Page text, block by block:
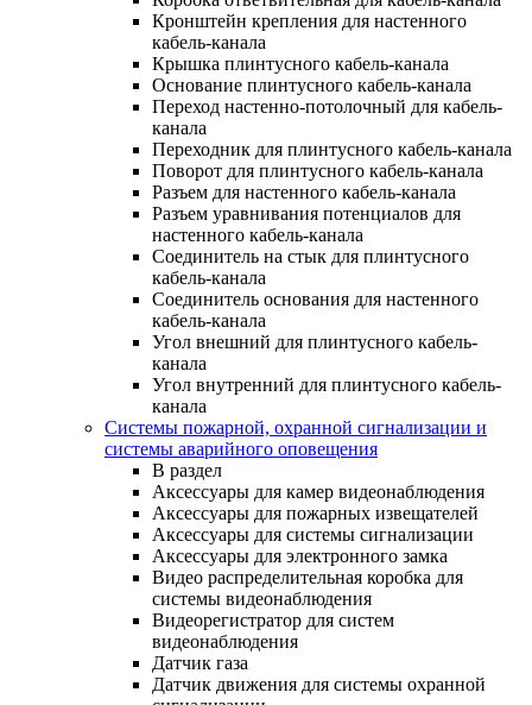
Кронштейн крепления для настенного
кабель-канала
Крышка плинтусного кабель-канала
Основание плинтусного кабель-канала
Переход настенно-потолочный для кабель-
канала
Переходник для плинтусного кабель-канала
Поворот для плинтусного кабель-канала
Разъем для настенного кабель-канала
Разъем уравнивания потенциалов для
настенного кабель-канала
Соединитель на стык для плинтусного
кабель-канала
Соединитель основания для настенного
кабель-канала
Угол внешний для плинтусного кабель-
канала
Угол внутренний для плинтусного кабель-
канала
Системы пожарной, охранной сигнализации и
системы аварийного оповещения
В раздел
Аксессуары для камер видеонаблюдения
Аксессуары для пожарных извещателей
Аксессуары для системы сигнализации
Аксессуары для электронного замка
Видео распределительная коробка для
системы видеонаблюдения
Видеорегистратор для систем
видеонаблюдения
Датчик газа
Датчик движения для системы охранной